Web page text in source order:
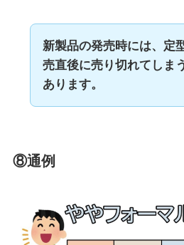
新製品の発売時には、定
売直後に売り切れてしま
あります。
⑧通例